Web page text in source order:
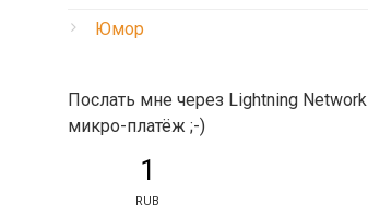
Юмор
Послать мне через Lightning Network
микро-платёж ;-)